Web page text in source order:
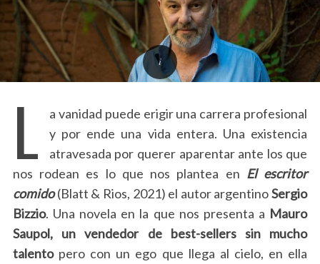
L
a vanidad puede erigir una carrera profesional
y por ende una vida entera. Una existencia
atravesada por querer aparentar ante los que
nos rodean es lo que nos plantea en El escritor
comido(Blatt & Rios, 2021) el autor argentinoSergio
Bizzio. Una novela en la que nos presenta a Mauro
Saupol, un vendedor de best-sellers sin mucho
talentopero con un ego que llega al cielo, en ella